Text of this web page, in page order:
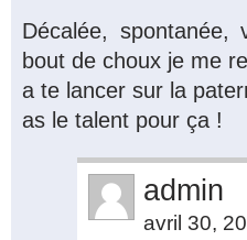
Décalée,
bout de choux je me
a te lancer sur la
as le talent pour ça !
admin
avril 30,